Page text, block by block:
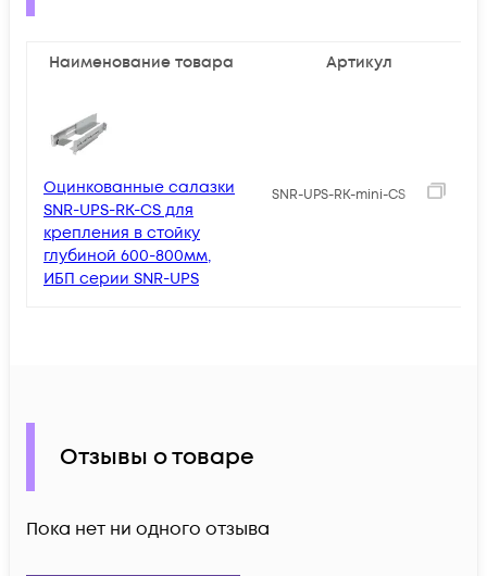
Наименование товара Артикул
Оцинкованные cалазки
SNR-UPS-RK-CS для
крепления в стойку
глубиной 600-800мм,
ИБП серии SNR-UPS
SNR-UPS-RK-mini-CS
Отзывы о товаре
Пока нет ни одного отзыва